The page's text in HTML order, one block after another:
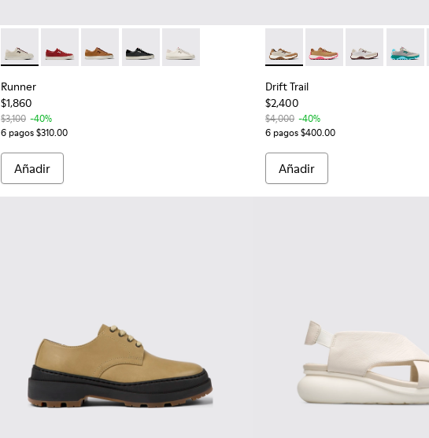
Runner - K201855-005 - Sneaker de piel y nobuk gris para mujer.
Runner - K201855-013
Runner - K201855-008
Runner - K201855-002
Runner - K201855-001
Runner
$1,860
$3,100 -40%
6 pagos $310.00
Añadir
Drift Trail - K201462-050 -
Drift Trail - K201462-
Drift Trail -
Drift
Drift Trail
$2,400
$4,000 -40%
6 pagos $400.00
Añadir